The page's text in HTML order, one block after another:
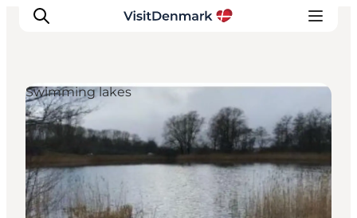
Ispirazioni
Dove andare
Cosa fare
Dove dormire
Swimming lakes